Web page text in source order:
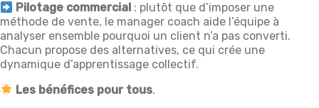
Pilotage commercial : plutôt que d’imposer une
méthode de vente, le manager coach aide l’équipe à
analyser ensemble pourquoi un client n’a pas converti.
Chacun propose des alternatives, ce qui crée une
dynamique d’apprentissage collectif.
Les bénéfices pour tous.